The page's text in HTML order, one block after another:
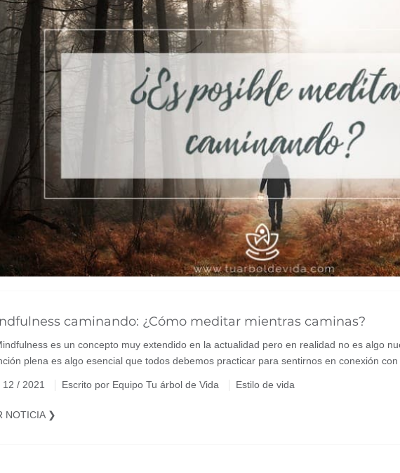
caminando: ¿Cómo meditar mientras caminas?
es un concepto muy extendido en la actualidad pero en realidad no es algo
plena es algo esencial que todos debemos practicar para sentirnos en conexión con
12 / 2021 Escrito por Equipo Tu árbol de Vida Estilo de vida
NOTICIA ❯